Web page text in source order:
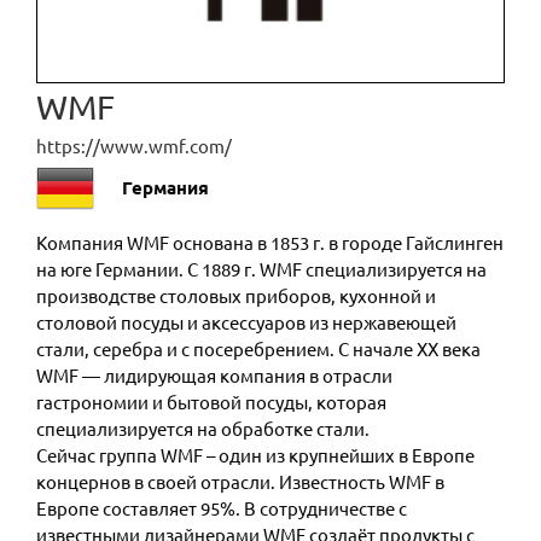
WMF
https://www.wmf.com/
Германия
Компания WMF основана в 1853 г. в городе Гайслинген
на юге Германии. С 1889 г. WMF специализируется на
производстве столовых приборов, кухонной и
столовой посуды и аксессуаров из нержавеющей
стали, серебра и с посеребрением. С начале ХХ века
WMF — лидирующая компания в отрасли
гастрономии и бытовой посуды, которая
специализируется на обработке стали.
Сейчас группа WMF – один из крупнейших в Европе
концернов в своей отрасли. Известность WMF в
Европе составляет 95%. В сотрудничестве с
известными дизайнерами WMF создаёт продукты с